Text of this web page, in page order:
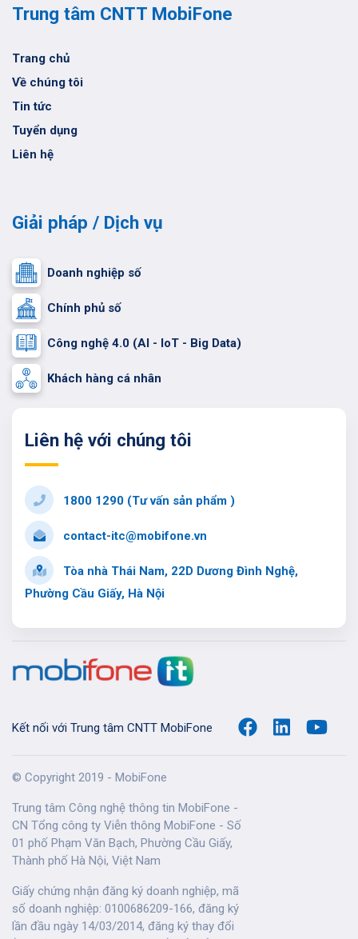
Trung tâm CNTT MobiFone
Trang chủ
Về chúng tôi
Tin tức
Tuyển dụng
Liên hệ
Giải pháp / Dịch vụ
Doanh nghiệp số
Chính phủ số
Công nghệ 4.0 (AI - IoT - Big Data)
Khách hàng cá nhân
Liên hệ với chúng tôi
1800 1290 (Tư vấn sản phẩm )
contact-itc@mobifone.vn
Tòa nhà Thái Nam, 22D Dương Đình Nghệ,
Phường Cầu Giấy, Hà Nội
Kết nối với Trung tâm CNTT MobiFone
© Copyright 2019 - MobiFone
Trung tâm Công nghệ thông tin MobiFone -
CN Tổng công ty Viễn thông MobiFone - Số
01 phố Phạm Văn Bạch, Phường Cầu Giấy,
Thành phố Hà Nội, Việt Nam
Giấy chứng nhận đăng ký doanh nghiệp, mã
số doanh nghiệp: 0100686209-166, đăng ký
lần đầu ngày 14/03/2014, đăng ký thay đổi